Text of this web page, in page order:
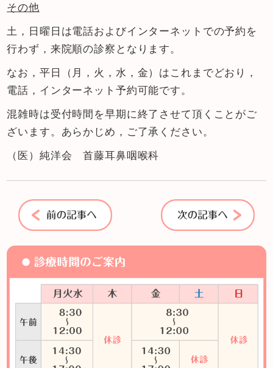
その他
土，日曜日は電話およびインターネットでの予約を
行わず，来院順の診察となります。
なお，平日（月，火，水，金）はこれまでどおり，
電話，インターネット予約可能です。
混雑時は受付時間を早期に終了させて頂くことがご
ざいます。あらかじめ，ご了承ください。
（医）純洋会 首藤耳鼻咽喉科